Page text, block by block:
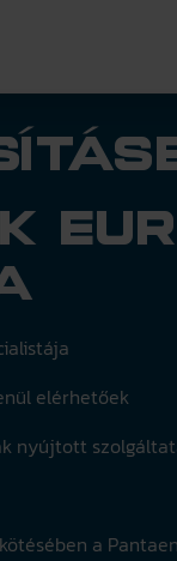
elérhetőek
nyújtott
a